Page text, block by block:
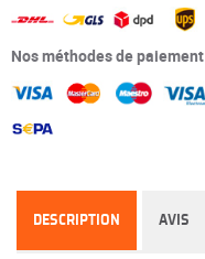
Nos méthodes de paiement
DESCRIPTION AVIS